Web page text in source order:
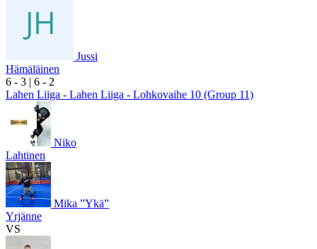
Jussi
Hämäläinen
6 - 3 | 6 - 2
Lahen Liiga - Lahen Liiga - Lohkovaihe 10 (Group 11)
Niko
Lahtinen
Mika ”Ykä”
Yrjänne
VS